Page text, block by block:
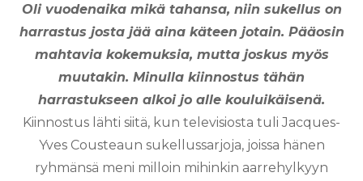
Oli vuodenaika mikä tahansa, niin sukellus on
harrastus josta jää aina käteen jotain. Pääosin
mahtavia kokemuksia, mutta joskus myös
muutakin. Minulla kiinnostus tähän
harrastukseen alkoi jo alle kouluikäisenä.
Kiinnostus lähti siitä, kun televisiosta tuli Jacques-
Yves Cousteaun sukellussarjoja, joissa hänen
ryhmänsä meni milloin mihinkin aarrehylkyyn